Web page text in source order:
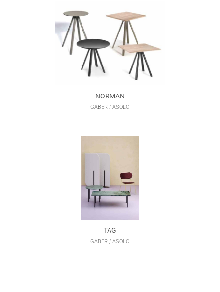
NORMAN
GABER / ASOLO
TAG
GABER / ASOLO